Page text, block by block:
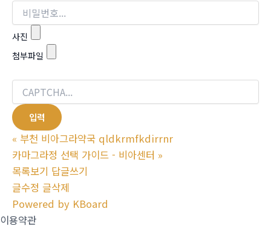
사진
첨부파일
« 부천 비아그라약국 qldkrmfkdirrnr
카마그라정 선택 가이드 - 비아센터 »
목록보기 답글쓰기
글수정 글삭제
Powered by KBoard
이용약관